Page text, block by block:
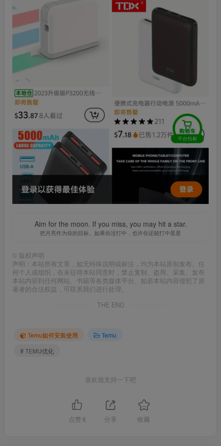
Aim for the moon. If you miss, you may hit a star.
把月亮作为你的目标。如果你没打中，也许你还能打中星星
© 版权声明
声明：本站所有文章，如无特殊说明或标注，均为本站原创发布。任
何个人或组织，在未征得本站同意时，禁止复制、盗用、采集、发布
本站内容到任何网站、书籍等各类媒体平台。如若本站内容侵犯了原
著者的合法权益，可联系我们进行处理。
THE END
Temu如何安装使用
Temu
# TEMU优化
喜欢就支持一下吧
点赞 8 分享 收藏